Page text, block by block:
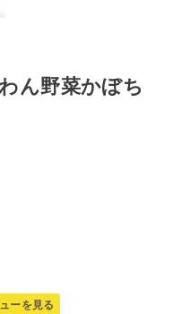
ん野菜かぼち
ーを見る